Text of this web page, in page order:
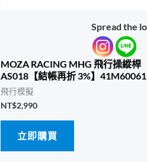
Spread the
MOZA RACING MHG 飛行操縱桿
AS018【結帳再折 3%】41M60061
飛行模擬
NT$2,990
立即購買